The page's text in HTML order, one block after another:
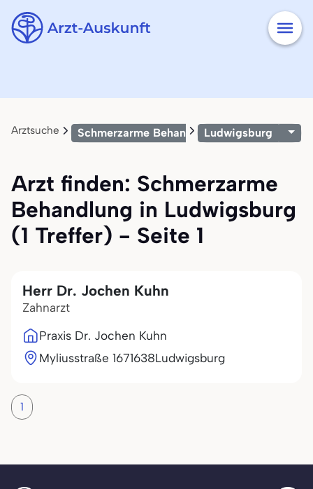
Arztsuche Schmerzarme BehandlungLudwigsburg
Arzt finden: Schmerzarme
Behandlung in Ludwigsburg
(1 Treffer) - Seite 1
Herr Dr. Jochen Kuhn
Zahnarzt
Praxis Dr. Jochen Kuhn
Myliusstraße 1671638Ludwigsburg
1